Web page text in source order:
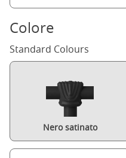
Colore
Standard Colours
Nero satinato